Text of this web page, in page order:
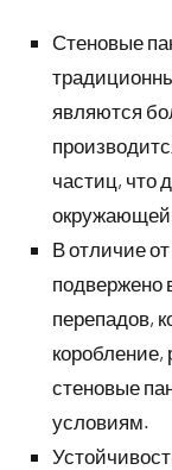
Стеновые
являются
частиц, что
окружающей
В отличие
подвержено
перепадов,
коробление,
стеновые
условиям.